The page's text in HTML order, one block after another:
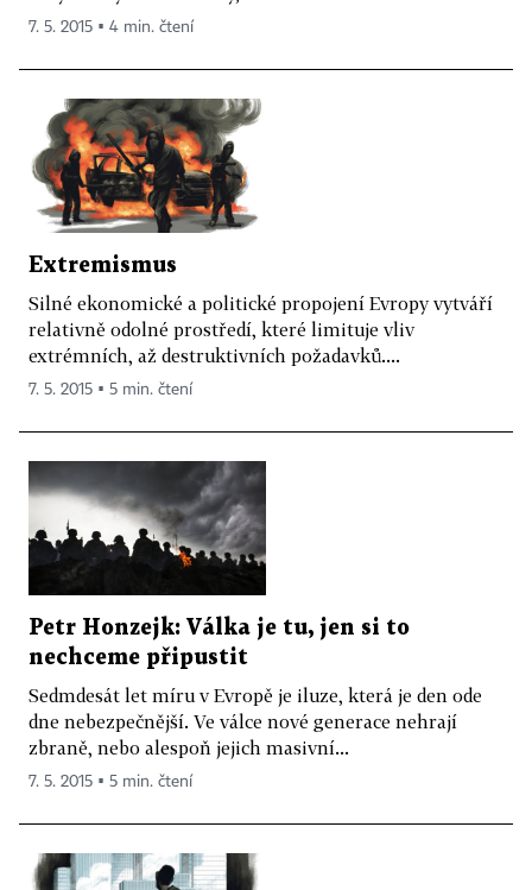
7. 5. 2015 ▪ 4 min. čtení
Extremismus
Silné ekonomické a politické propojení Evropy vytváří
relativně odolné prostředí, které limituje vliv
extrémních, až destruktivních požadavků....
7. 5. 2015 ▪ 5 min. čtení
Petr Honzejk: Válka je tu, jen si to
nechceme připustit
Sedmdesát let míru v Evropě je iluze, která je den ode
dne nebezpečnější. Ve válce nové generace nehrají
zbraně, nebo alespoň jejich masivní...
7. 5. 2015 ▪ 5 min. čtení